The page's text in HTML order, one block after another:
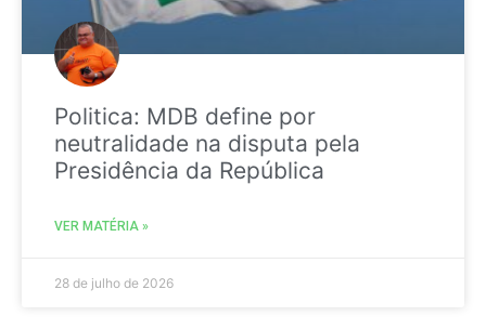
Politica: MDB define por
neutralidade na disputa pela
Presidência da República
VER MATÉRIA »
28 de julho de 2026